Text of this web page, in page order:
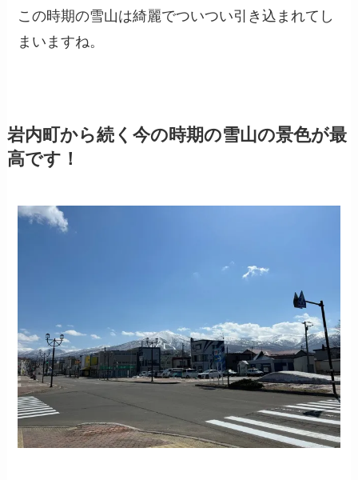
この時期の雪山は綺麗でついつい引き込まれてし
まいますね。
岩内町から続く今の時期の雪山の景色が最
高です！